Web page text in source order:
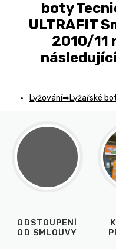
boty
ULTRAFIT
2010/11
Lyžování Lyžařské
ODSTOUPENÍ
OD SMLOUVY